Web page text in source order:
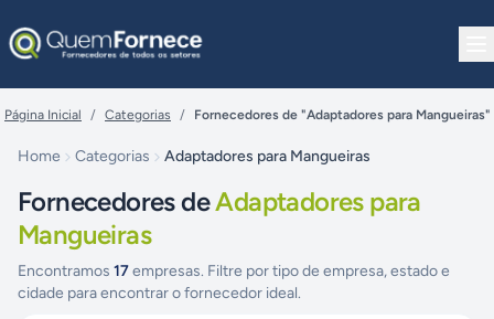
Página Inicial / Categorias / Fornecedores de "Adaptadores para Mangueiras"
Home Categorias Adaptadores para Mangueiras
Fornecedores deAdaptadores para
Mangueiras
Encontramos 17empresas. Filtre por tipo de empresa, estado e
cidade para encontrar o fornecedor ideal.